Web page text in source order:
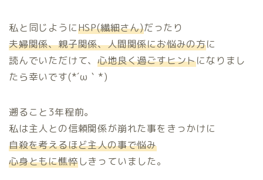
私と同じようにHSP(繊細さん)だったり
夫婦関係、親子関係、人間関係にお悩みの方に
読んでいただけて、心地良く過ごすヒントになりまし
たら幸いです(*´ω｀*)
遡ること3年程前。
私は主人との信頼関係が崩れた事をきっかけに
自殺を考えるほど主人の事で悩み
心身ともに憔悴しきっていました。